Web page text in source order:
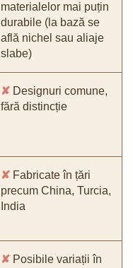
materialelor mai puțin
durabile (la bază se
află nichel sau aliaje
slabe)
✘ Designuri comune,
fără distincție
✘ Fabricate în țări
precum China, Turcia,
India
✘ Posibile variații în